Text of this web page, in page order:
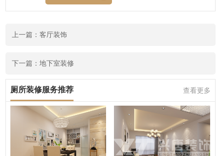
上一篇：客厅装饰
下一篇：地下室装修
厕所装修服务推荐 查看更多